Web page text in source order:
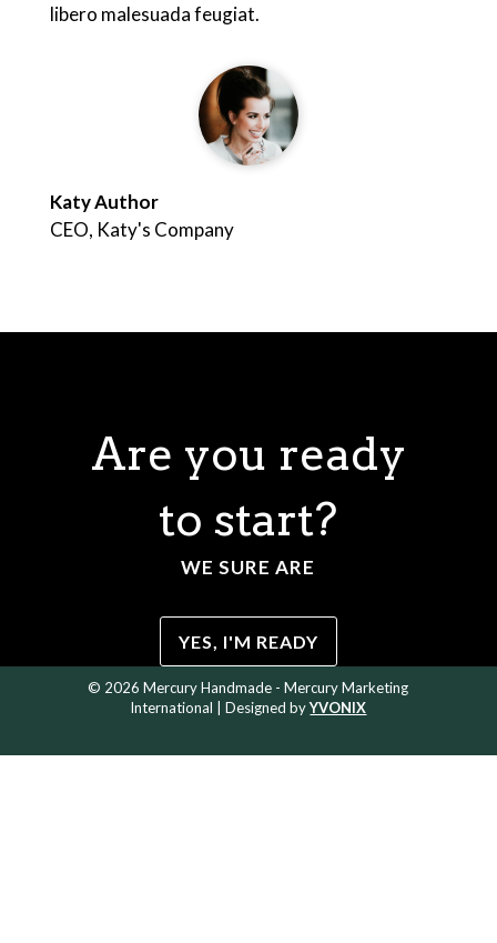
libero malesuada feugiat.
Katy Author
CEO, Katy's Company
Are you ready
to start?
WE SURE ARE
YES, I'M READY
© 2026 Mercury Handmade - Mercury Marketing
International | Designed byYVONIX